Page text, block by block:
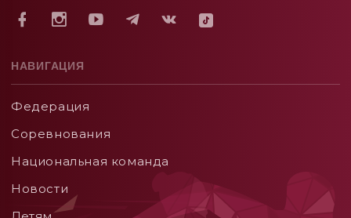
НАВИГАЦИЯ
Федерация
Соревнования
Национальная команда
Новости